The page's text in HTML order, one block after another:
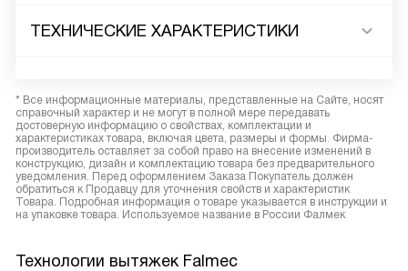
ТЕХНИЧЕСКИЕ ХАРАКТЕРИСТИКИ
* Все информационные материалы, представленные на Сайте, носят
справочный характер и не могут в полной мере передавать
достоверную информацию о свойствах, комплектации и
характеристиках товара, включая цвета, размеры и формы. Фирма-
производитель оставляет за собой право на внесение изменений в
конструкцию, дизайн и комплектацию товара без предварительного
уведомления. Перед оформлением Заказа Покупатель должен
обратиться к Продавцу для уточнения свойств и характеристик
Товара. Подробная информация о товаре указывается в инструкции и
на упаковке товара. Используемое название в России Фалмек
Технологии вытяжек Falmec